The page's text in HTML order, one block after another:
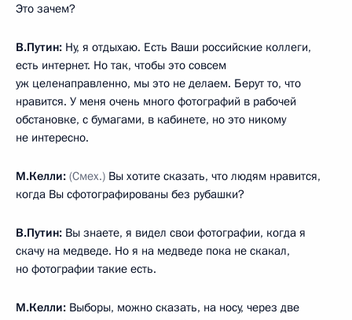
Это зачем?
В.Путин: Ну, я отдыхаю. Есть Ваши российские коллеги,
есть интернет. Но так, чтобы это совсем
уж целенаправленно, мы это не делаем. Берут то, что
нравится. У меня очень много фотографий в рабочей
обстановке, с бумагами, в кабинете, но это никому
не интересно.
М.Келли: (Смех.) Вы хотите сказать, что людям нравится,
когда Вы сфотографированы без рубашки?
В.Путин: Вы знаете, я видел свои фотографии, когда я
скачу на медведе. Но я на медведе пока не скакал,
но фотографии такие есть.
М.Келли: Выборы, можно сказать, на носу, через две